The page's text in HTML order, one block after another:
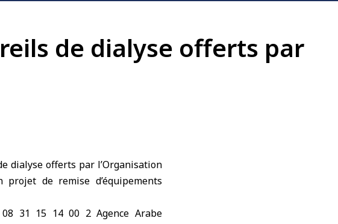
de dialyse offerts par
dialyse offerts par l’Organisation
de remise d’équipements